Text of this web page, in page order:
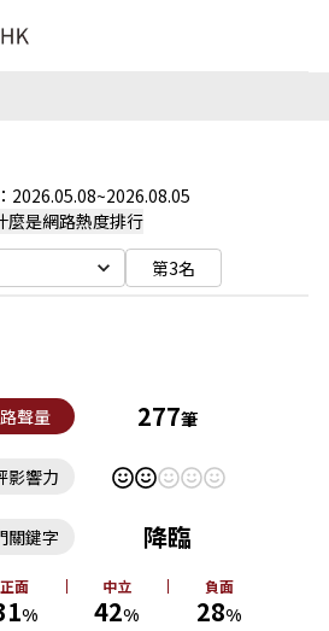
2026.05.08~2026.08.05
麼是網路熱度排行
第3名
聲量 277筆
影響力
正面
%
中立
42%
負面
28%
關鍵字 降臨